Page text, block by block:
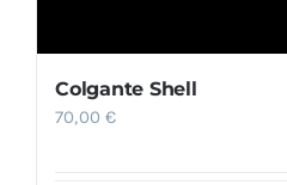
Colgante Shell
70,00€